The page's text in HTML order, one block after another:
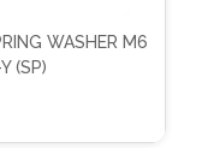
WASHER M6
(SP)